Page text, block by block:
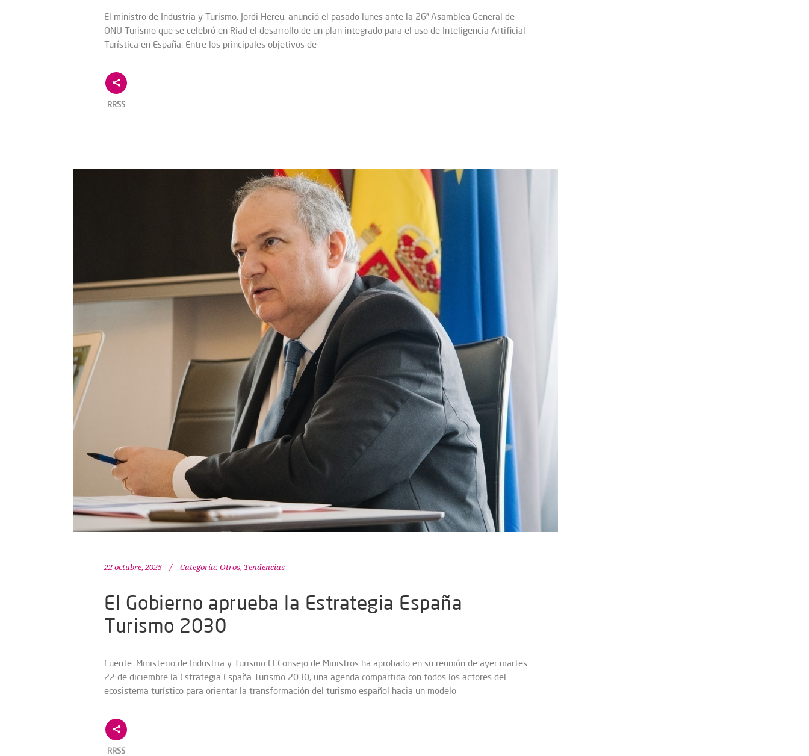
El ministro de Industria y Turismo, Jordi Hereu, anunció el pasado lunes ante la 26ª Asamblea General de
ONU Turismo que se celebró en Riad el desarrollo de un plan integrado para el uso de Inteligencia Artificial
Turística en España. Entre los principales objetivos de
RRSS
22 octubre, 2025 Categoría: Otros, Tendencias
El Gobierno aprueba la Estrategia España
Turismo 2030
Fuente: Ministerio de Industria y Turismo El Consejo de Ministros ha aprobado en su reunión de ayer martes
22 de diciembre la Estrategia España Turismo 2030, una agenda compartida con todos los actores del
ecosistema turístico para orientar la transformación del turismo español hacia un modelo
RRSS